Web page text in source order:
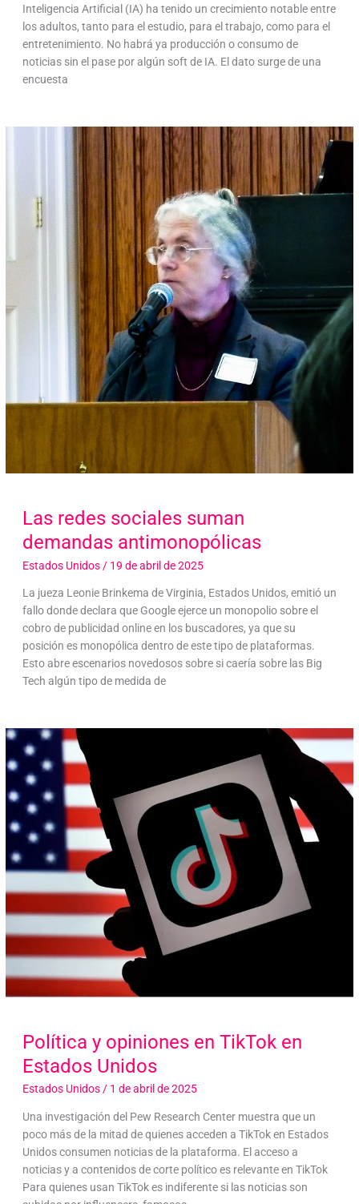
Inteligencia Artificial (IA) ha tenido un crecimiento notable entre
los adultos, tanto para el estudio, para el trabajo, como para el
entretenimiento. No habrá ya producción o consumo de
noticias sin el pase por algún soft de IA. El dato surge de una
encuesta
Las redes sociales suman
demandas antimonopólicas
Estados Unidos/ 19 de abril de 2025
La jueza Leonie Brinkema de Virginia, Estados Unidos, emitió un
fallo donde declara que Google ejerce un monopolio sobre el
cobro de publicidad online en los buscadores, ya que su
posición es monopólica dentro de este tipo de plataformas.
Esto abre escenarios novedosos sobre si caería sobre las Big
Tech algún tipo de medida de
Política y opiniones en TikTok en
Estados Unidos
Estados Unidos/ 1 de abril de 2025
Una investigación del Pew Research Center muestra que un
poco más de la mitad de quienes acceden a TikTok en Estados
Unidos consumen noticias de la plataforma. El acceso a
noticias y a contenidos de corte político es relevante en TikTok
Para quienes usan TikTok es indiferente si las noticias son